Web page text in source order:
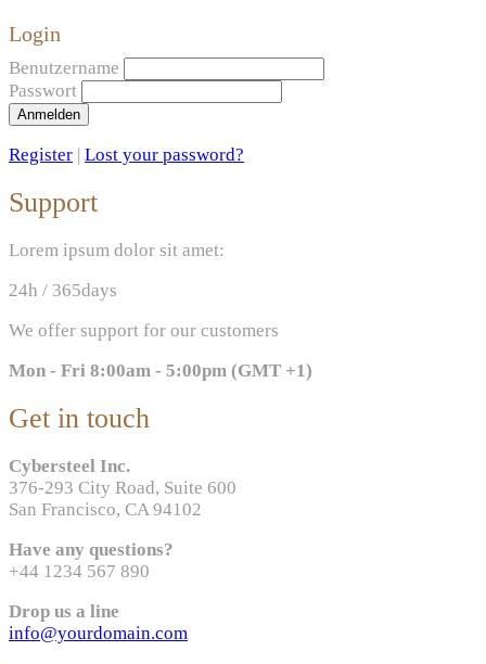
Login
Benutzername
Passwort
Anmelden
Register | Lost your password?
Support
Lorem ipsum dolor sit amet:
24h / 365days
We offer support for our customers
Mon - Fri 8:00am - 5:00pm (GMT +1)
Get in touch
Cybersteel Inc.
376-293 City Road, Suite 600
San Francisco, CA 94102
Have any questions?
+44 1234 567 890
Drop us a line
info@yourdomain.com